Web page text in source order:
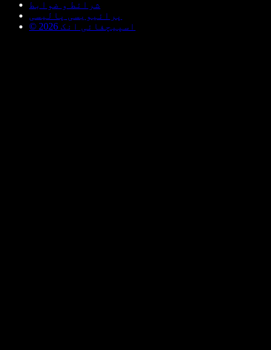
شرائط و ضوابط
پرائیویسی پالیسی
© اسپیچفائی انک 2026